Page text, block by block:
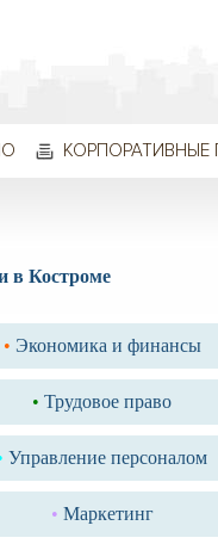
КОРПОРАТИВНЫЕ
в Костроме
• Экономика и финансы
•Трудовое право
Управление персоналом
• Маркетинг